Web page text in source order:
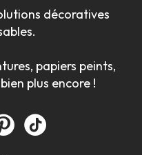
décoratives
papiers peints,
plus encore !